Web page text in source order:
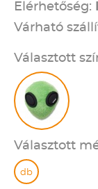
Elérhetőség:
Várható
Választott
Választott
db